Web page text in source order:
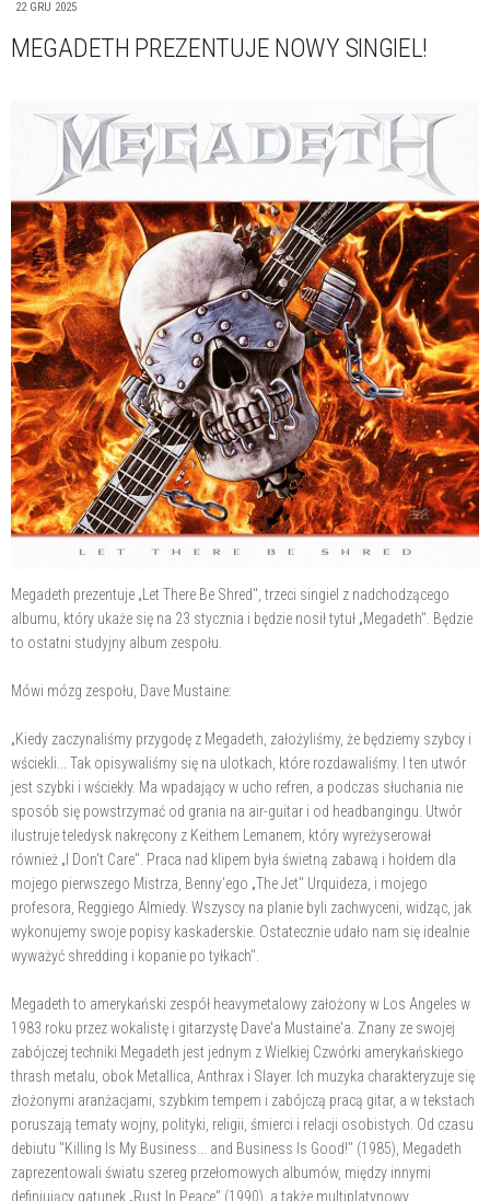
22 GRU 2025
MEGADETH PREZENTUJE NOWY SINGIEL!
Megadeth prezentuje „Let There Be Shred", trzeci singiel z nadchodzącego
albumu, który ukaże się na 23 stycznia i będzie nosił tytuł „Megadeth". Będzie
to ostatni studyjny album zespołu.
Mówi mózg zespołu, Dave Mustaine:
„Kiedy zaczynaliśmy przygodę z Megadeth, założyliśmy, że będziemy szybcy i
wściekli... Tak opisywaliśmy się na ulotkach, które rozdawaliśmy. I ten utwór
jest szybki i wściekły. Ma wpadający w ucho refren, a podczas słuchania nie
sposób się powstrzymać od grania na air-guitar i od headbangingu. Utwór
ilustruje teledysk nakręcony z Keithem Lemanem, który wyreżyserował
również „I Don't Care". Praca nad klipem była świetną zabawą i hołdem dla
mojego pierwszego Mistrza, Benny'ego „The Jet" Urquideza, i mojego
profesora, Reggiego Almiedy. Wszyscy na planie byli zachwyceni, widząc, jak
wykonujemy swoje popisy kaskaderskie. Ostatecznie udało nam się idealnie
wyważyć shredding i kopanie po tyłkach".
Megadeth to amerykański zespół heavymetalowy założony w Los Angeles w
1983 roku przez wokalistę i gitarzystę Dave'a Mustaine'a. Znany ze swojej
zabójczej techniki Megadeth jest jednym z Wielkiej Czwórki amerykańskiego
thrash metalu, obok Metallica, Anthrax i Slayer. Ich muzyka charakteryzuje się
złożonymi aranżacjami, szybkim tempem i zabójczą pracą gitar, a w tekstach
poruszają tematy wojny, polityki, religii, śmierci i relacji osobistych. Od czasu
debiutu "Killing Is My Business... and Business Is Good!" (1985), Megadeth
zaprezentowali światu szereg przełomowych albumów, między innymi
definiujący gatunek „Rust In Peace" (1990), a także multiplatynowy